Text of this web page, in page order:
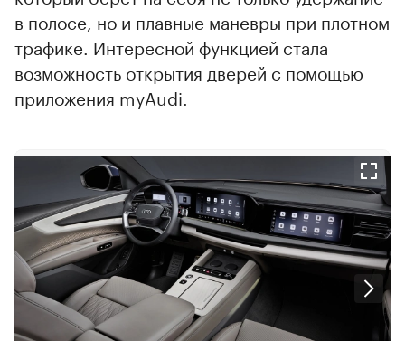
в полосе, но и плавные маневры при плотном
трафике. Интересной функцией стала
возможность открытия дверей с помощью
приложения myAudi.